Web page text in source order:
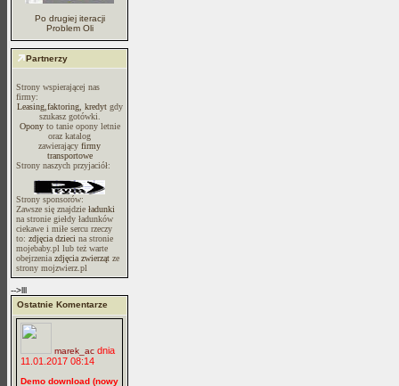
Po drugiej iteracji
Problem Oli
Partnerzy
Strony wspierającej nas
firmy:
Leasing,faktoring, kredytgdy
szukasz gotówki.
Oponyto tanie opony letnie
oraz katalog
zawierający firmy
transportowe
Strony naszych przyjaciół:
Strony sponsorów:
Zawsze się znajdzie ładunki
na stronie giełdy ładunków
ciekawe i miłe sercu rzeczy
to: zdjęcia dzieci na stronie
mojebaby.pl lub też warte
obejrzenia zdjęcia zwierząt ze
strony mojzwierz.pl
-->lll
Ostatnie Komentarze
marek_ac dnia
11.01.2017 08:14
Demo download (nowy